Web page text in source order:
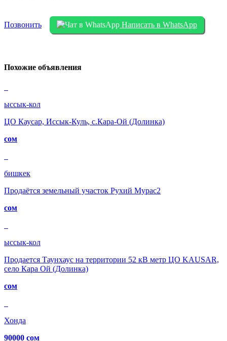
Позвонить Написать в WhatsApp
Похожие объявления
ыссык-кол
ЦО Каусар, Иссык-Куль, с.Кара-Ой (Долинка)
сом
бишкек
Продаётся земельный участок Рухий Мурас2
сом
ыссык-кол
Продается Таунхаус на территории 52 кВ метр ЦО KAUSAR,
село Кара Ой (Долинка)
сом
Хонда
90000 сом